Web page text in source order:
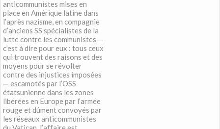
anticommunistes mises en
place en Amérique latine dans
l’après nazisme, en compagnie
d’anciens SS spécialistes de la
lutte contre les communistes —
c’est à dire pour eux : tous ceux
qui trouvent des raisons et des
moyens pour se révolter
contre des injustices imposées
— escamotés par l’OSS
étatsunienne dans les zones
libérées en Europe par l’armée
rouge et dûment convoyés par
les réseaux anticommunistes